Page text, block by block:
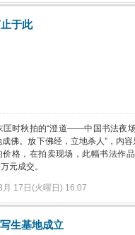
于此
匡时秋拍的“澄道——中国书法夜
成佛。放下佛经，立地杀人”，内
价格，在拍卖现场，此幅书法作
元成交。
17日(火曜日) 16:07
生基地成立